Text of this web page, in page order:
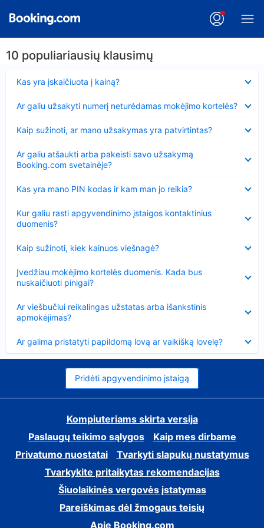
10 populiariausių klausimų
Kas yra įskaičiuota į kainą?
Ar galiu užsakyti numerį neturėdamas mokėjimo kortelės?
Kaip sužinoti, ar mano užsakymas yra patvirtintas?
Ar galiu atšaukti arba pakeisti savo užsakymą
Booking.com svetainėje?
Kas yra mano PIN kodas ir kam man jo reikia?
Kur galiu rasti apgyvendinimo įstaigos kontaktinius
duomenis?
Kaip sužinoti, kiek kainuos viešnagė?
Įvedžiau mokėjimo kortelės duomenis. Kada bus
nuskaičiuoti pinigai?
Ar viešbučiui reikalingas užstatas arba išankstinis
apmokėjimas?
Ar galima pristatyti papildomą lovą ar vaikišką lovelę?
Pridėti apgyvendinimo įstaigą
Kompiuteriams skirta versija
Paslaugų teikimo sąlygos
Kaip mes dirbame
Privatumo nuostatai
Tvarkyti slapukų nustatymus
Tvarkykite pritaikytas rekomendacijas
Šiuolaikinės vergovės įstatymas
Pareiškimas dėl žmogaus teisių
Apie Booking.com